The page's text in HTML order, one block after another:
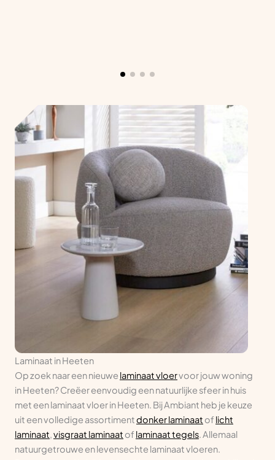
Laminaat in Heeten
Op zoek naar een nieuwe laminaat vloervoor jouw woning
in Heeten? Creëer eenvoudig een natuurlijke sfeer in huis
met een laminaat vloer in Heeten. Bij Ambiant heb je keuze
uit een volledige assortimentdonker laminaat of licht
laminaat,visgraat laminaat of laminaat tegels. Allemaal
natuurgetrouwe en levensechte laminaat vloeren.